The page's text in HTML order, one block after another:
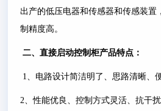
出产的低压电器和传感器和传感装置
制精度高。
二、直接启动控制柜产品特点：
1、电路设计简洁明了、思路清晰、
2、性能优良、控制方式灵活、抗干